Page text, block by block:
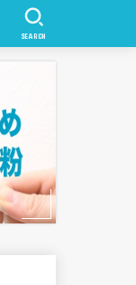
SEARCH